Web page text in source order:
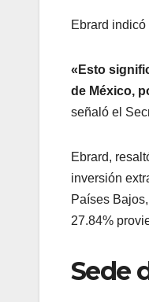
Ebrard
«Esto
de México,
señaló el
Ebrard,
inversión
Países
27.84%
Sede